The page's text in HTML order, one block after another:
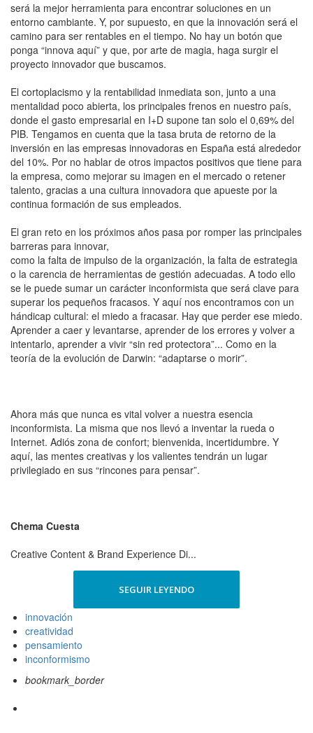
será la mejor herramienta para encontrar soluciones en un
entorno cambiante. Y, por supuesto, en que la innovación será el
camino para ser rentables en el tiempo. No hay un botón que
ponga “innova aquí” y que, por arte de magia, haga surgir el
proyecto innovador que buscamos.
El cortoplacismo y la rentabilidad inmediata son, junto a una
mentalidad poco abierta, los principales frenos en nuestro país,
donde el gasto empresarial en I+D supone tan solo el 0,69% del
PIB. Tengamos en cuenta que la tasa bruta de retorno de la
inversión en las empresas innovadoras en España está alrededor
del 10%. Por no hablar de otros impactos positivos que tiene para
la empresa, como mejorar su imagen en el mercado o retener
talento, gracias a una cultura innovadora que apueste por la
continua formación de sus empleados.
El gran reto en los próximos años pasa por romper las principales
barreras para innovar,
como la falta de impulso de la organización, la falta de estrategia
o la carencia de herramientas de gestión adecuadas. A todo ello
se le puede sumar un carácter inconformista que será clave para
superar los pequeños fracasos. Y aquí nos encontramos con un
hándicap cultural: el miedo a fracasar. Hay que perder ese miedo.
Aprender a caer y levantarse, aprender de los errores y volver a
intentarlo, aprender a vivir “sin red protectora”... Como en la
teoría de la evolución de Darwin: “adaptarse o morir”.
Ahora más que nunca es vital volver a nuestra esencia
inconformista. La misma que nos llevó a inventar la rueda o
Internet. Adiós zona de confort; bienvenida, incertidumbre. Y
aquí, las mentes creativas y los valientes tendrán un lugar
privilegiado en sus “rincones para pensar”.
Chema Cuesta
Creative Content & Brand Experience Di...
SEGUIR LEYENDO
innovación
creatividad
pensamiento
inconformismo
bookmark_border